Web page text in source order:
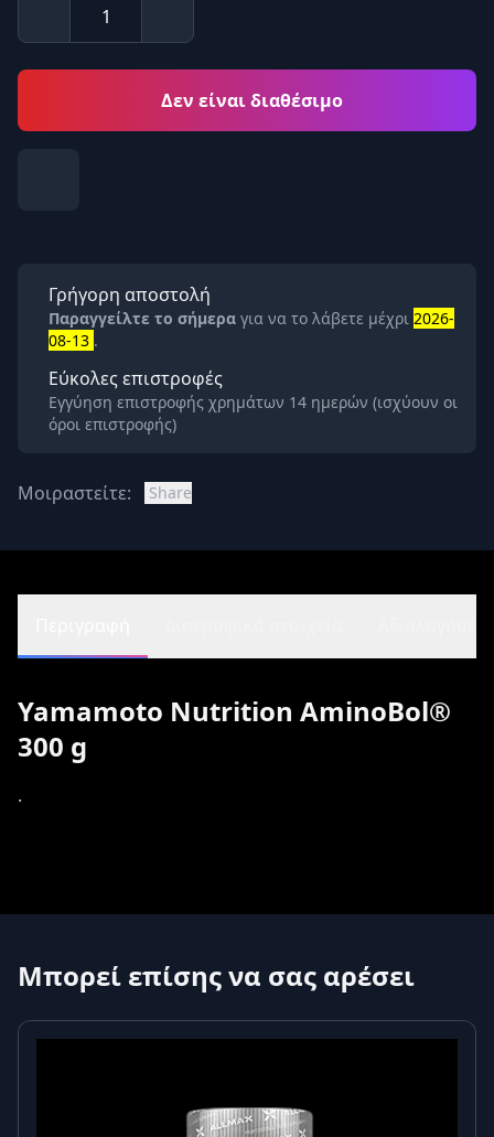
Δεν είναι διαθέσιμο
Γρήγορη αποστολή
Παραγγείλτε το σήμερα για να το λάβετε μέχρι 2026-
08-13 .
Εύκολες επιστροφές
Εγγύηση επιστροφής χρημάτων 14 ημερών (ισχύουν οι
όροι επιστροφής)
Μοιραστείτε: Share
Yamamoto Nutrition AminoBol®
300 g
.
Μπορεί επίσης να σας αρέσει